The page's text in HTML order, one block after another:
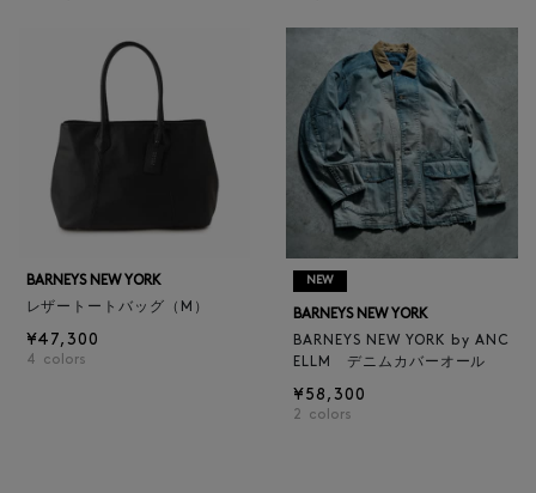
BARNEYS NEW YORK
レザートートバッグ（M）
¥47,300
4 colors
NEW
BARNEYS NEW YORK
BARNEYS NEW YORK by ANC
ELLM デニムカバーオール
¥58,300
2 colors